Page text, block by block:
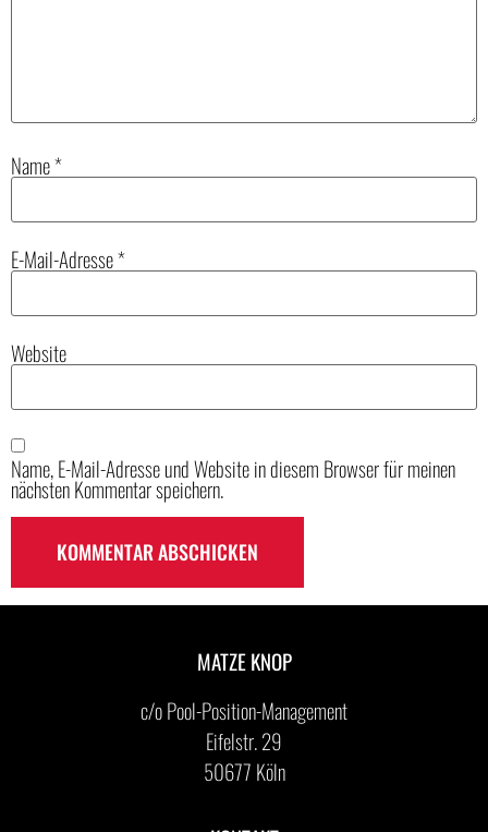
Name*
E-Mail-Adresse*
Website
Name, E-Mail-Adresse und Website in diesem Browser für meinen
nächsten Kommentar speichern.
MATZE KNOP
c/o Pool-Position-Management
Eifelstr. 29
50677 Köln